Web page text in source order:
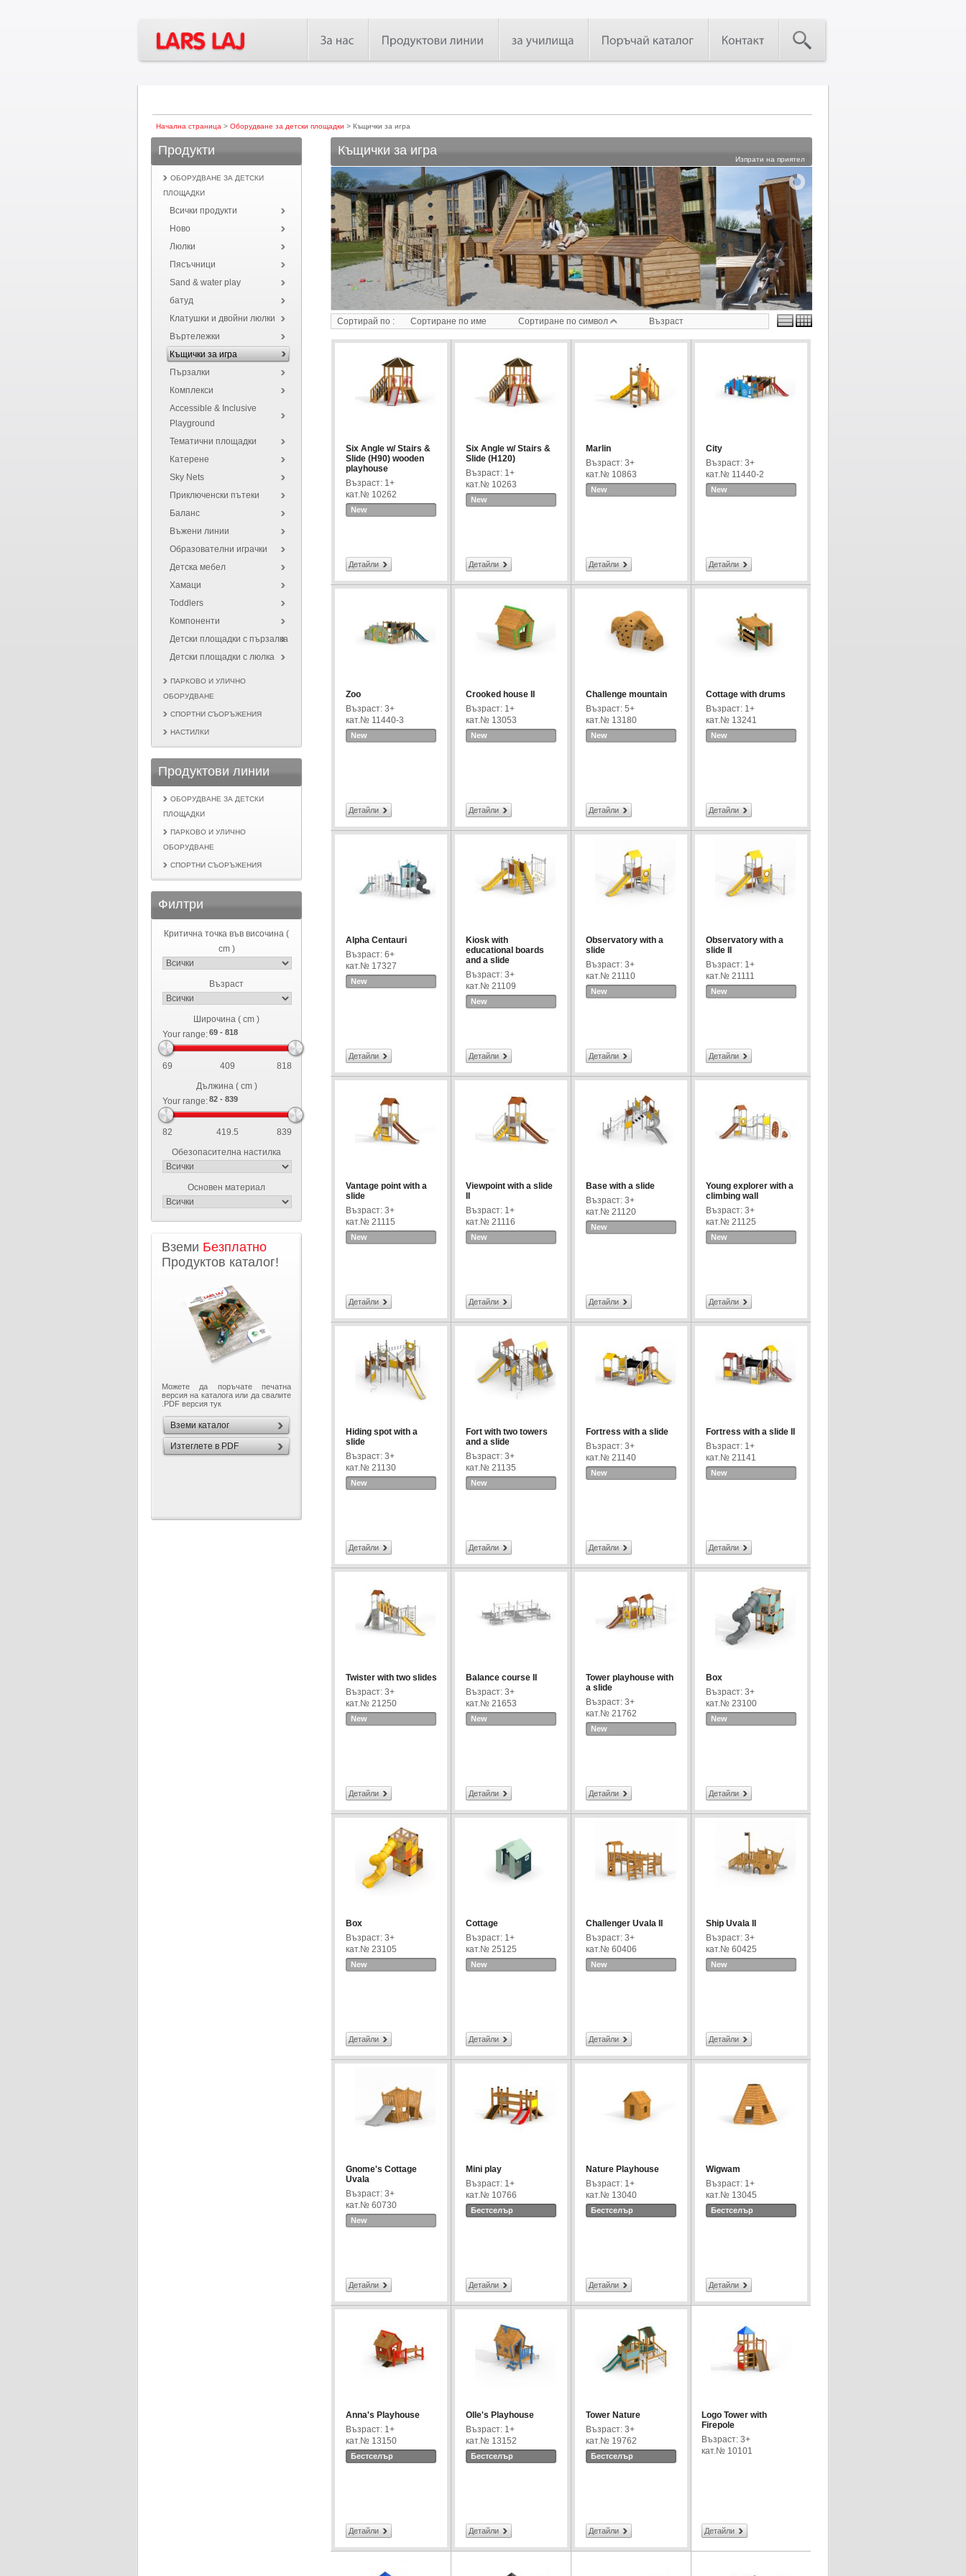
Начална страница > Оборудване за детски площадки > Къщички за игра
Продукти
ОБОРУДВАНЕ ЗА ДЕТСКИ
ПЛОЩАДКИ
Всички продукти
Ново
Люлки
Пясъчници
Sand & water play
батуд
Клатушки и двойни люлки
Въртележки
Къщички за игра
Пързалки
Комплекси
Accessible & Inclusive
Playground
Тематични площадки
Катерене
Sky Nets
Приключенски пътеки
Баланс
Въжени линии
Образователни играчки
Детска мебел
Хамаци
Toddlers
Компоненти
Детски площадки с пързалка
Детски площадки с люлка
ПАРКОВО И УЛИЧНО
ОБОРУДВАНЕ
СПОРТНИ СЪОРЪЖЕНИЯ
НАСТИЛКИ
Продуктови линии
ОБОРУДВАНЕ ЗА ДЕТСКИ
ПЛОЩАДКИ
ПАРКОВО И УЛИЧНО
ОБОРУДВАНЕ
СПОРТНИ СЪОРЪЖЕНИЯ
Филтри
Критична точка във височина (
cm )
Възраст
Широчина ( cm )
Your range:
69 409
818
Дължина ( cm )
Your range:
82 419.5
839
Обезопасителна настилка
Основен материал
Вземи Безплатно
Продуктов каталог!
Можете да поръчате печатна
версия на каталога или да свалите
.PDF версия тук
Вземи каталог
Изтеглете в PDF
Къщички за игра
Изпрати на приятел
Сортирай по : Сортиране по име Сортиране по символ Възраст
Six Angle w/ Stairs &
Slide (H90) wooden
playhouse
Възраст: 1+
кат.№ 10262
New
Детайли
Six Angle w/ Stairs &
Slide (H120)
Възраст: 1+
кат.№ 10263
New
Детайли
Marlin
Възраст: 3+
кат.№ 10863
New
Детайли
City
Възраст: 3+
кат.№ 11440-2
New
Детайли
Zoo
Възраст: 3+
кат.№ 11440-3
New
Детайли
Crooked house II
Възраст: 1+
кат.№ 13053
New
Детайли
Challenge mountain
Възраст: 5+
кат.№ 13180
New
Детайли
Cottage with drums
Възраст: 1+
кат.№ 13241
New
Детайли
Alpha Centauri
Възраст: 6+
кат.№ 17327
New
Детайли
Kiosk with
educational boards
and a slide
Възраст: 3+
кат.№ 21109
New
Детайли
Observatory with a
slide
Възраст: 3+
кат.№ 21110
New
Детайли
Observatory with a
slide II
Възраст: 1+
кат.№ 21111
New
Детайли
Vantage point with a
slide
Възраст: 3+
кат.№ 21115
New
Детайли
Viewpoint with a slide
Възраст: 1+
кат.№ 21116
New
Детайли
Base with a slide
Възраст: 3+
кат.№ 21120
New
Детайли
Young explorer with a
climbing wall
Възраст: 3+
кат.№ 21125
New
Детайли
Hiding spot with a
slide
Възраст: 3+
кат.№ 21130
New
Детайли
Fort with two towers
and a slide
Възраст: 3+
кат.№ 21135
New
Детайли
Fortress with a slide
Възраст: 3+
кат.№ 21140
New
Детайли
Fortress with a slide II
Възраст: 1+
кат.№ 21141
New
Детайли
Twister with two slides
Възраст: 3+
кат.№ 21250
New
Детайли
Balance course II
Възраст: 3+
кат.№ 21653
New
Детайли
Tower playhouse with
a slide
Възраст: 3+
кат.№ 21762
New
Детайли
Box
Възраст: 3+
кат.№ 23100
New
Детайли
Box
Възраст: 3+
кат.№ 23105
New
Детайли
Cottage
Възраст: 1+
кат.№ 25125
New
Детайли
Challenger Uvala II
Възраст: 3+
кат.№ 60406
New
Детайли
Ship Uvala II
Възраст: 3+
кат.№ 60425
New
Детайли
Gnome's Cottage
Uvala
Възраст: 3+
кат.№ 60730
New
Детайли
Mini play
Възраст: 1+
кат.№ 10766
Бестселър
Детайли
Nature Playhouse
Възраст: 1+
кат.№ 13040
Бестселър
Детайли
Wigwam
Възраст: 1+
кат.№ 13045
Бестселър
Детайли
Anna's Playhouse
Възраст: 1+
кат.№ 13150
Бестселър
Детайли
Olle's Playhouse
Възраст: 1+
кат.№ 13152
Бестселър
Детайли
Tower Nature
Възраст: 3+
кат.№ 19762
Бестселър
Детайли
Logo Tower with
Firepole
Възраст: 3+
кат.№ 10101
Детайли